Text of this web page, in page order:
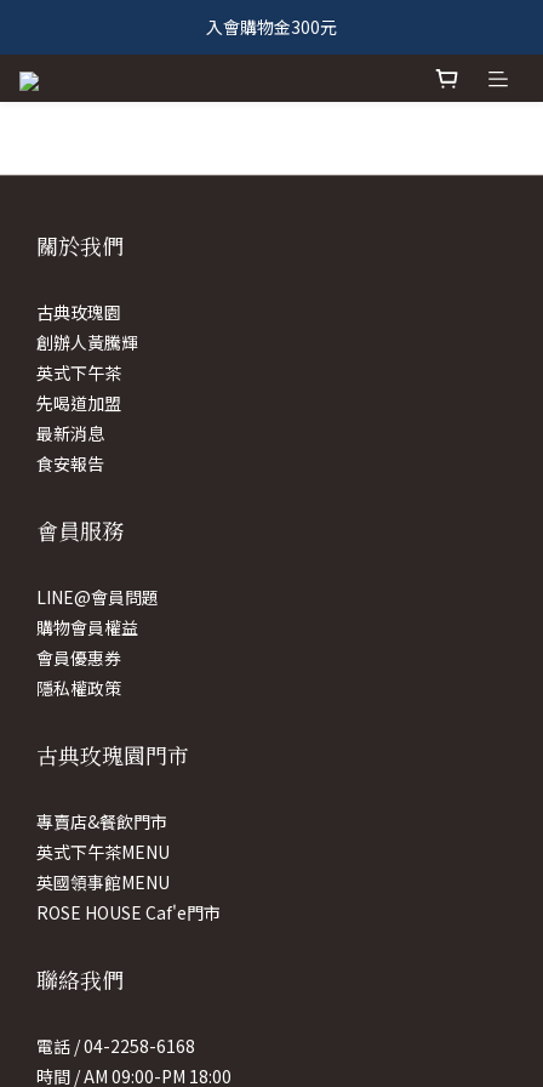
入會購物金300元
關於我們
古典玫瑰園
創辦人黃騰輝
英式下午茶
先喝道加盟
最新消息
食安報告
會員服務
LINE@會員問題
購物會員權益
會員優惠券
隱私權政策
古典玫瑰園門市
專賣店&餐飲門市
英式下午茶MENU
英國領事館MENU
ROSE HOUSE Caf'e門市
聯絡我們
電話 / 04-2258-6168
時間 / AM 09:00-PM 18:00